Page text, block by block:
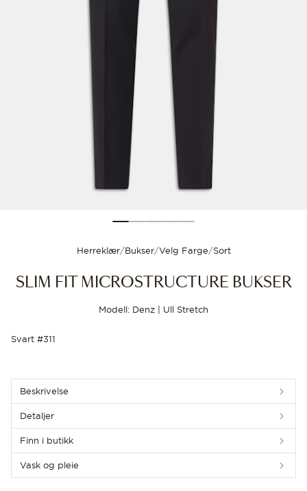
OPPDAG DE SISTE NYHETENE
Velg størrelsen din for
Størrelsesguide
Herreklær/Bukser/Velg Farge/Sort
SLIM FIT MICROSTRUCTURE BUKSER
Modell: Denz | Ull Stretch
Svart #311
Beskrivelse
Detaljer
Finn i butikk
Vask og pleie